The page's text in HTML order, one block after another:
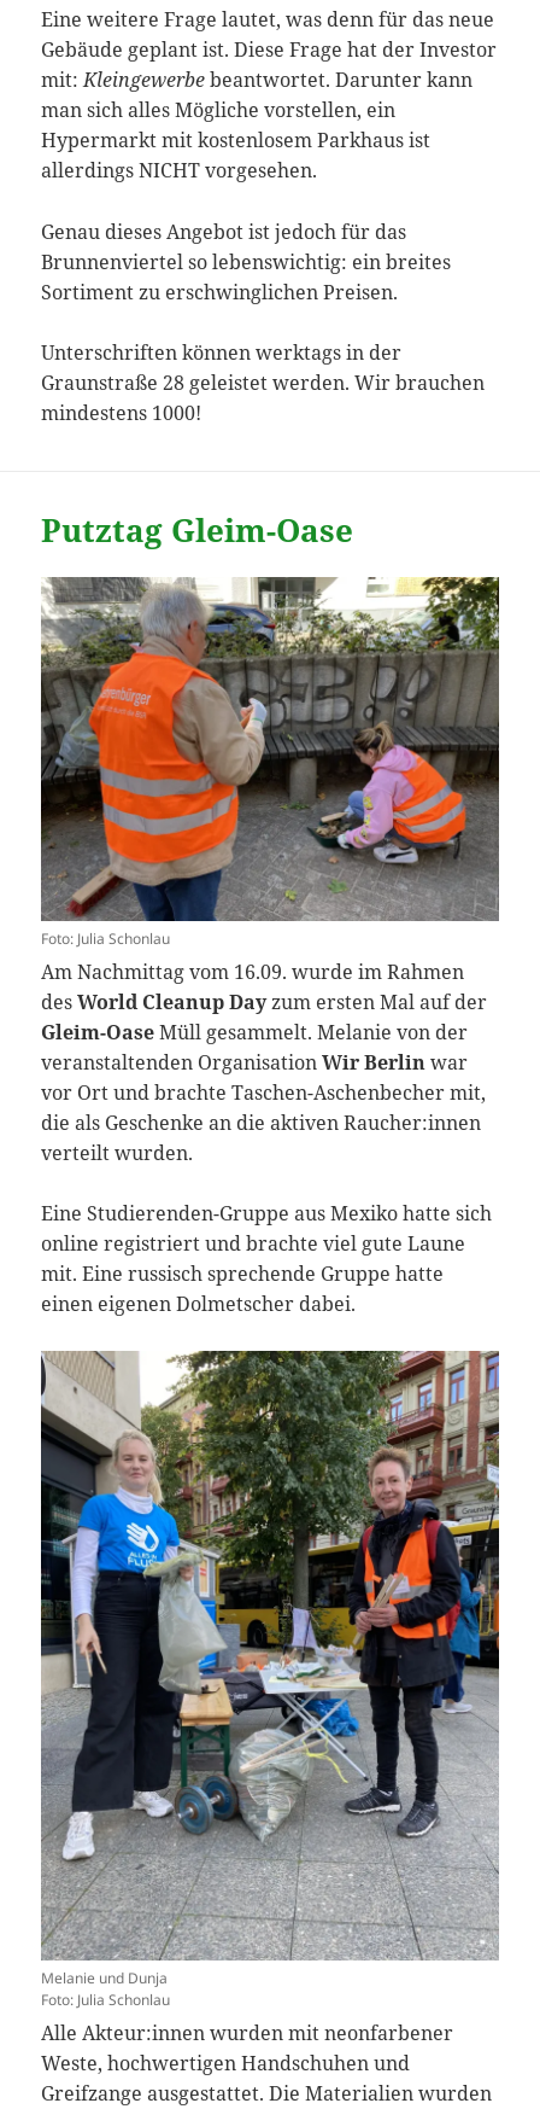
Eine weitere Frage lautet, was denn für das neue
Gebäude geplant ist. Diese Frage hat der Investor
mit:Kleingewerbebeantwortet. Darunter kann
man sich alles Mögliche vorstellen, ein
Hypermarkt mit kostenlosem Parkhaus ist
allerdings NICHT vorgesehen.
Genau dieses Angebot ist jedoch für das
Brunnenviertel so lebenswichtig: ein breites
Sortiment zu erschwinglichen Preisen.
Unterschriften können werktags in der
Graunstraße 28 geleistet werden. Wir brauchen
mindestens 1000!
Putztag Gleim-Oase
Foto: Julia Schonlau
Am Nachmittag vom 16.09. wurde im Rahmen
desWorld Cleanup Dayzum ersten Mal auf der
Gleim-OaseMüll gesammelt. Melanie von der
veranstaltenden OrganisationWir Berlinwar
vor Ort und brachte Taschen-Aschenbecher mit,
die als Geschenke an die aktiven Raucher:innen
verteilt wurden.
Eine Studierenden-Gruppe aus Mexiko hatte sich
online registriert und brachte viel gute Laune
mit. Eine russisch sprechende Gruppe hatte
einen eigenen Dolmetscher dabei.
Melanie und Dunja
Foto: Julia Schonlau
Alle Akteur:innen wurden mit neonfarbener
Weste, hochwertigen Handschuhen und
Greifzange ausgestattet. Die Materialien wurden